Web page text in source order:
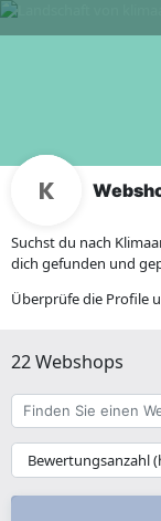
Suchst du nach
dich gefunden und
Überprüfe die Profile
22 Webshops
Finden
Sie
einen
Webshop
{{
__('Sort')
}}